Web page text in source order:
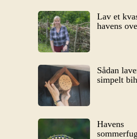
Lav et
havens
Sådan
simpelt
Havens